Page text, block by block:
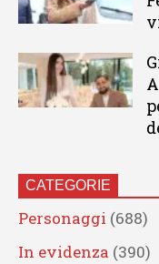
CATEGORIE
Personaggi (688)
In evidenza (390)